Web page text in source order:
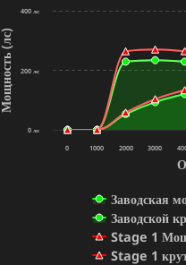
(лс)
Заводская
Заводской
Stage 1
Stage 1
0 1000 2000 3000
0 лс
200 лс
400 лс